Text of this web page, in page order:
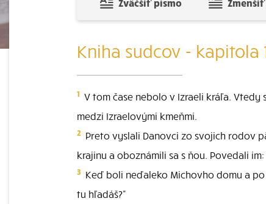
Kniha sudcov - kapitola
1 V tom čase nebolo v Izraeli kráľa.
medzi Izraelovými kmeňmi.
2 Preto vyslali Danovci zo svojich rodov
krajinu a oboznámili sa s ňou. Povedali
3 Keď boli neďaleko Michovho domu a
tu hľadáš?"